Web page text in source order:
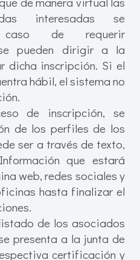
interesadas se
de requerir
pueden dirigir a la
dicha inscripción. Si el
hábil, el sistema no
de inscripción, se
de los perfiles de los
ser a través de texto,
que estará
web, redes sociales y
hasta finalizar el
de los asociados
presenta a la junta de
certificación y